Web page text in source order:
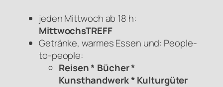
jeden Mittwoch ab 18 h:
MittwochsTREFF
Getränke, warmes Essen und: People-
to-people:
Reisen * Bücher *
Kunsthandwerk * Kulturgüter